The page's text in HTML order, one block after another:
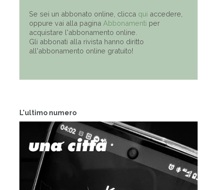
L'ultimo numero
Se sei un abbonato online, clicca qui accedere,
oppure vai alla pagina Abbonamenti per
acquistare l'abbonamento online.
Gli abbonati alla rivista hanno diritto
all'abbonamento online gratuito!